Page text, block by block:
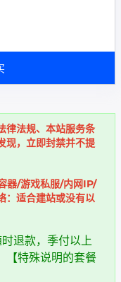
律法规、本站服务条
现，立即封禁并不提
器/游戏私服/内网IP/
：适合建站或没有以
退款，季付以上
【特殊说明的套餐